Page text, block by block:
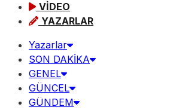
VİDEO
YAZARLAR
Yazarlar
SON DAKİKA
GENEL
GÜNCEL
GÜNDEM